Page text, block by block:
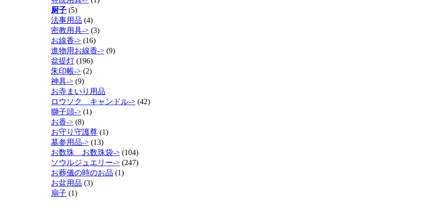
厨子 (5)
法事用品 (4)
密教用具-> (3)
お線香-> (16)
進物用お線香-> (9)
盆提灯 (196)
朱印帳-> (2)
神具-> (9)
お寺まいり用品
ロウソク キャンドル-> (42)
獅子頭-> (1)
お香-> (8)
お守り守護尊 (1)
墓参用品-> (13)
お数珠 お数珠袋-> (104)
ソウルジュエリー-> (247)
お葬儀の時のお品 (1)
お盆用品 (3)
扇子 (1)